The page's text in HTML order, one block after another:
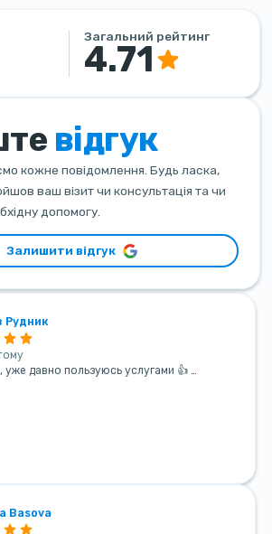
Загальний рейтинг
4.71
відгук
кожне повідомлення. Будь ласка,
ваш візит чи консультація та чи
допомогу.
Залишити відгук
Рудник
давно пользуюсь услугами 👍 …
Basova